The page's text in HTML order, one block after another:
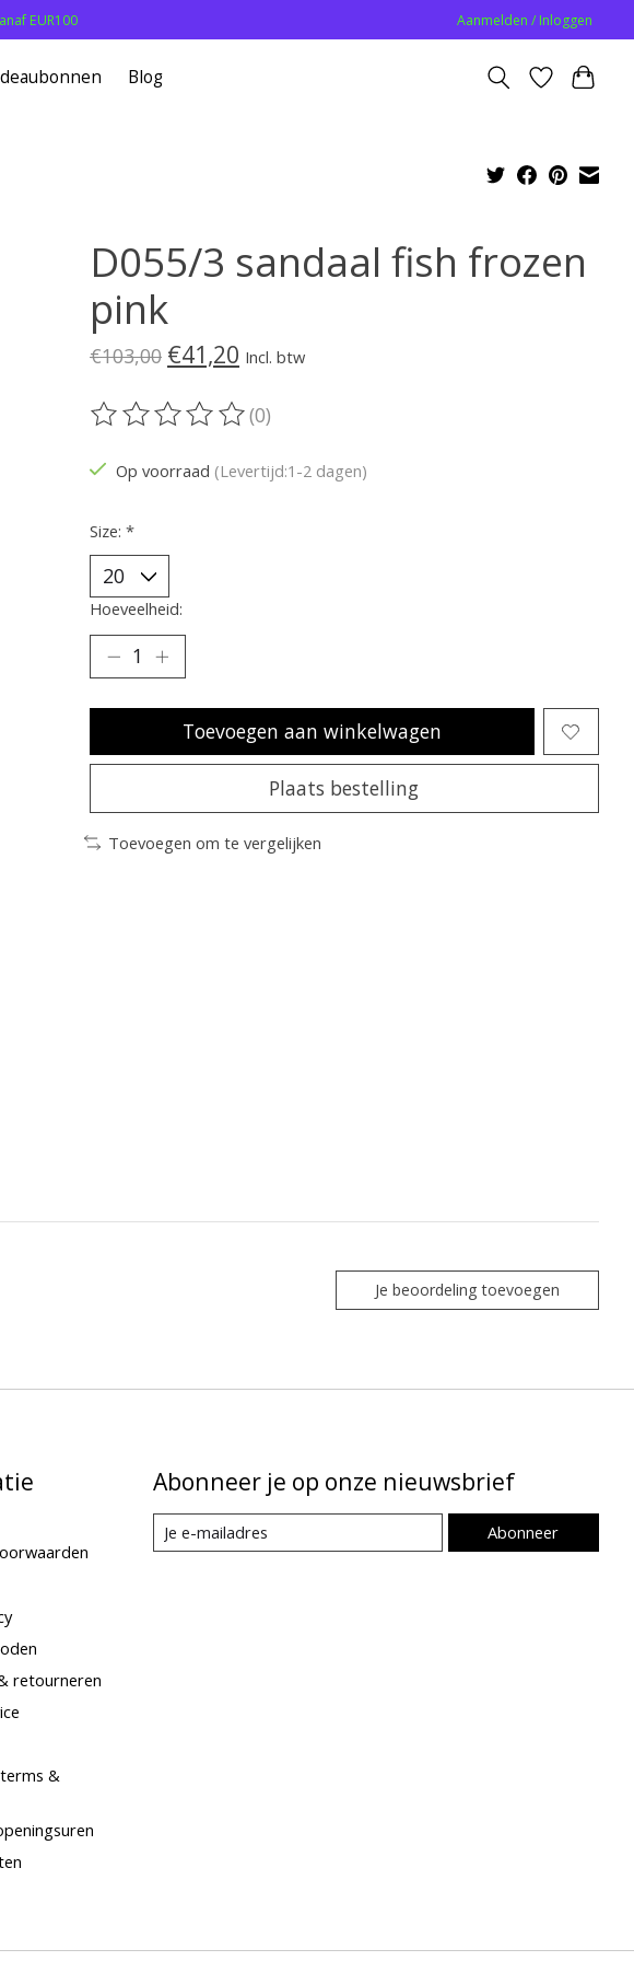
EUR100 Aanmelden / Inloggen
Blog
D055/3 sandaal fish frozen
pink
€103,00 €41,20 Incl. btw
De beoordeling van dit product is
(0)
Op voorraad (Levertijd:1-2 dagen)
Size: *
Hoeveelheid:
Toevoegen aan winkelwagen
Plaats bestelling
Toevoegen om te vergelijken
Je beoordeling toevoegen
retourneren
&
Abonneer je op onze nieuwsbrief
Abonneer